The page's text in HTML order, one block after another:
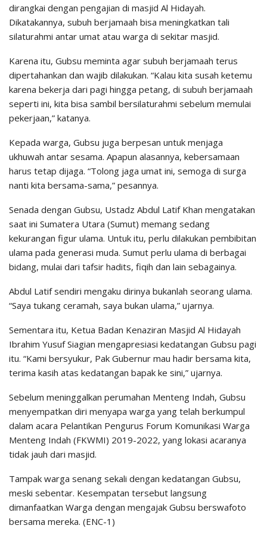
dirangkai dengan pengajian di masjid Al Hidayah.
Dikatakannya, subuh berjamaah bisa meningkatkan tali
silaturahmi antar umat atau warga di sekitar masjid.
Karena itu, Gubsu meminta agar subuh berjamaah terus
dipertahankan dan wajib dilakukan. “Kalau kita susah ketemu
karena bekerja dari pagi hingga petang, di subuh berjamaah
seperti ini, kita bisa sambil bersilaturahmi sebelum memulai
pekerjaan,” katanya.
Kepada warga, Gubsu juga berpesan untuk menjaga
ukhuwah antar sesama. Apapun alasannya, kebersamaan
harus tetap dijaga. “Tolong jaga umat ini, semoga di surga
nanti kita bersama-sama,” pesannya.
Senada dengan Gubsu, Ustadz Abdul Latif Khan mengatakan
saat ini Sumatera Utara (Sumut) memang sedang
kekurangan figur ulama. Untuk itu, perlu dilakukan pembibitan
ulama pada generasi muda. Sumut perlu ulama di berbagai
bidang, mulai dari tafsir hadits, fiqih dan lain sebagainya.
Abdul Latif sendiri mengaku dirinya bukanlah seorang ulama.
“Saya tukang ceramah, saya bukan ulama,” ujarnya.
Sementara itu, Ketua Badan Kenaziran Masjid Al Hidayah
Ibrahim Yusuf Siagian mengapresiasi kedatangan Gubsu pagi
itu. “Kami bersyukur, Pak Gubernur mau hadir bersama kita,
terima kasih atas kedatangan bapak ke sini,” ujarnya.
Sebelum meninggalkan perumahan Menteng Indah, Gubsu
menyempatkan diri menyapa warga yang telah berkumpul
dalam acara Pelantikan Pengurus Forum Komunikasi Warga
Menteng Indah (FKWMI) 2019-2022, yang lokasi acaranya
tidak jauh dari masjid.
Tampak warga senang sekali dengan kedatangan Gubsu,
meski sebentar. Kesempatan tersebut langsung
dimanfaatkan Warga dengan mengajak Gubsu berswafoto
bersama mereka. (ENC-1)